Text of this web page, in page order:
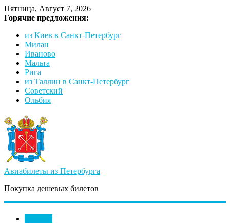
Пятница, Август 7, 2026
Горячие предложения:
из Киев в Санкт-Петербург
Милан
Иваново
Мальта
Рига
из Таллин в Санкт-Петербург
Советский
Ольбия
Авиабилеты из Петербурга
Покупка дешевых билетов